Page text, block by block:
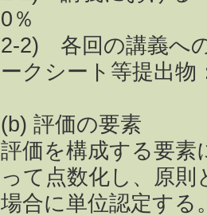
0％
2-2) 各回の講義へ
ークシート等提出物
(b) 評価の要素
評価を構成する要素
って点数化し、原
場合に単位認定する